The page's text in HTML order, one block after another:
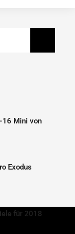
16 Mini von
Exodus
für 2018